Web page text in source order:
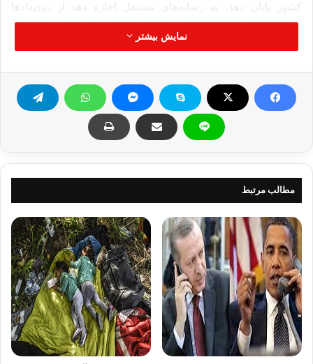
کشور پایان دهد، به رسانه‌های مستقل اجازه دهد از رودیدادها
گزارش تهیه کنند، تمام زندانیان سیاسی را آزاد کند و گفت‌وگو با
مخالفان دولت را آغاز کند.دولت سوریه همچنین موافقت کرده است
اتحادیه‌ی عرب اجازه دهد تا وضعیت در سوریه را از نزدیک بررسی
کنند.سازمان ملل متحد اعلام کرده است که از زمان آغاز اعتراضات
هزار نفر به‌ وسیله‌ی نیروهای امنیتی رژیم اسد کشته
انتقال مسالمت‌آمیز قدرت نپرداخته اظهار نارضایتی نموده‌اند.
همچنین قرار است طیّ ساعت‌های آینده «شورای ملّی سوریه» که
بیشتر گروه‌های مخالف را در بر می‌گیرد، دیدگاه خود را در مورد
توافق دولت سوریه و اتحادیه‌ی عرب اعلام کند.
منبع: سایت رسمی جماعت دعوت و اصلاح ایران
اتحادیه عرب اوضاع سوریه
جنبش مردم سوریه رژیم بشار اسد سوریه
نمایش بیشتر
مطالب مرتبط